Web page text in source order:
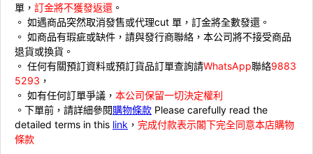
單， 訂金將不獲發返還 。
。 ⁠如遇商品突然取消發售或代理cut 單，訂金將全數發還。
。 ⁠如商品有瑕疵或缺件，請與發行商聯絡，本公司將不接受商品
退貨或換貨。
。 ⁠⁠任何有關預訂資料或預訂貨品訂單查詢請WhatsApp聯絡9883
5293 ，
。 ⁠如有任何訂單爭議， 本公司保留一切決定權利
。下單前，請詳細參閱購物條款 Please carefully read the
detailed terms in this link ， 完成付款表示閣下完全同意本店購物
條款